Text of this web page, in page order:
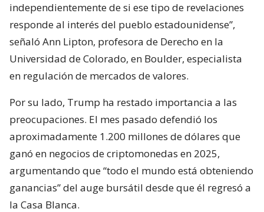
independientemente de si ese tipo de revelaciones
responde al interés del pueblo estadounidense”,
señaló Ann Lipton, profesora de Derecho en la
Universidad de Colorado, en Boulder, especialista
en regulación de mercados de valores.
Por su lado, Trump ha restado importancia a las
preocupaciones. El mes pasado defendió los
aproximadamente 1.200 millones de dólares que
ganó en negocios de criptomonedas en 2025,
argumentando que “todo el mundo está obteniendo
ganancias” del auge bursátil desde que él regresó a
la Casa Blanca.